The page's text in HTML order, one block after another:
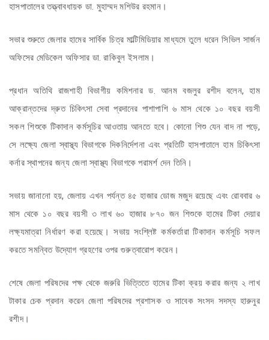
হাসপাতালের তত্ত্বাবধায়ক ডা. মুহাম্মদ মশিউর রহমান।
সভার শুরুতে জেলার হামের সার্বিক চিত্র মাল্টিমিডিয়ার মাধ্যমে তুলে ধরেন সিভিল সার্জন
অফিসের মেডিকেল অফিসার ডা. রাকিবুল ইসলাম।
‎প্রধান অতিথি রাজশাহী বিভাগীয় কমিশনার ড. আনম বজলুর রশীদ বলেন, হাম
আক্রান্তদের দ্রুত চিকিৎসা সেবা প্রদানের পাশাপাশি ৬ মাস থেকে ১০ বছর বয়সী
সকল শিশুকে টিকাদান কর্মসূচির আওতায় আনতে হবে। কোনো শিশু যেন বাদ না পড়ে,
সে লক্ষ্যে জেলা স্বাস্থ্য বিভাগকে দিকনির্দেশনা এবং প্রতিটি হাসপাতালে হাম চিকিৎসা
কর্নার স্থাপনের জন্য জেলা স্বাস্থ্য বিভাগকে পরামর্শ দেন তিনি।
সভায় জানানো হয়, জেলায় এখন পর্যন্ত ৪৫ হাজার ডোজ মজুদ রয়েছে এবং রোববার ৬
মাস থেকে ১০ বছর বয়সী ৩ লাখ ৬০ হাজার ৮৭০ জন শিশুকে হামের টিকা দেয়ার
লক্ষ্যমাত্রা নির্ধারণ করা হয়েছে। সভায় সংশ্লিষ্ট কর্মকর্তারা টিকাদান কর্মসূচি সফল
করতে সমন্বিত উদ্যোগ গ্রহণের ওপর গুরুত্বারোপ করেন।
শেষে জেলা পরিষদের পক্ষ থেকে জরুরি ভিত্তিতে হামের টিকা ক্রয় করার জন্য ২ লাখ
টাকার চেক প্রদান করেন জেলা পরিষদের প্রশাসক ও সাবেক সংসদ সদস্য হারুনুর
রশীদ।